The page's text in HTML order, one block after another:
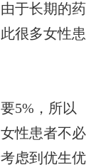
于长期的药
很多女性患
5%，所以
性患者不必
虑到优生优